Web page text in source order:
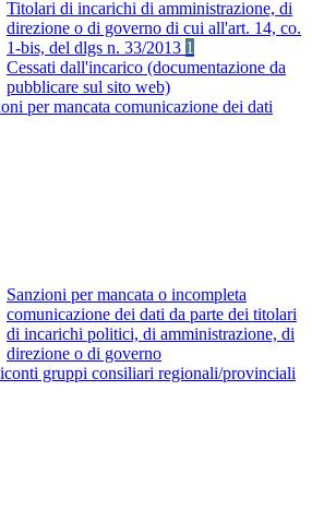
Titolari di incarichi di amministrazione, di
direzione o di governo di cui all'art. 14, co.
1-bis, del dlgs n. 33/2013 1
Cessati dall'incarico (documentazione da
pubblicare sul sito web)
per mancata comunicazione dei dati
Sanzioni per mancata o incompleta
comunicazione dei dati da parte dei titolari
di incarichi politici, di amministrazione, di
direzione o di governo
gruppi consiliari regionali/provinciali